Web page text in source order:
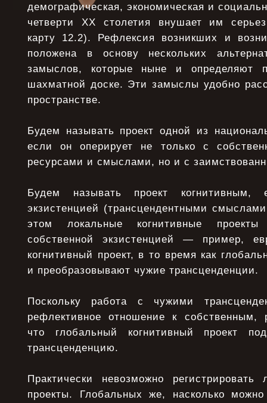
демографическая, экономическая и
четверти XX столетия внушает им
карту 12.2). Рефлексия возникших и
положена в основу нескольких
замыслов, которые ныне и определяют
шахматной доске. Эти замыслы удобно
пространстве.
Будем называть проект одной из
если он оперирует не только с
ресурсами и смыслами, но и с
Будем называть проект
экзистенцией (трансцендентными
этом локальные когнитивные
собственной экзистенцией — пример,
когнитивный проект, в то время как
и преобразовывают чужие трансценденции.
Поскольку работа с чужими
рефлективное отношение к собственным,
что глобальный когнитивный проект
трансценденцию.
Практически невозможно регистрировать
проекты. Глобальных же, насколько